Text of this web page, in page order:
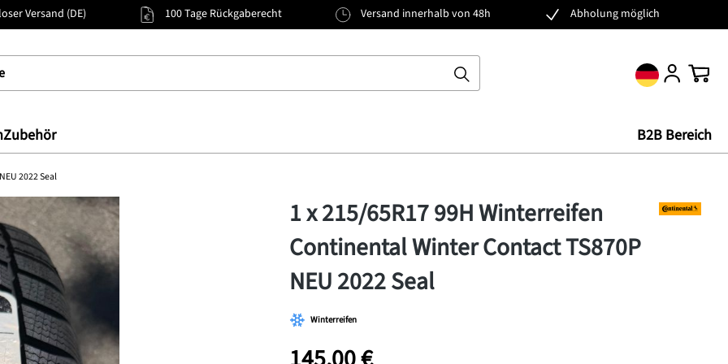
Versand (DE) 100 Tage Rückgaberecht Versand innerhalb von 48h Abholung möglich
Zubehör B2B Bereich
2022 Seal
1 x 215/65R17 99H Winterreifen
Continental Winter Contact TS870P
NEU 2022 Seal
Winterreifen